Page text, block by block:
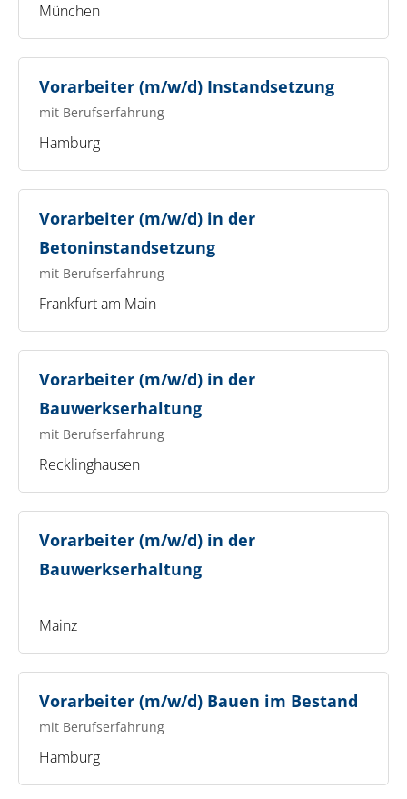
München
Vorarbeiter (m/w/d) Instandsetzung
mit Berufserfahrung
Hamburg
Vorarbeiter (m/w/d) in der
Betoninstandsetzung
mit Berufserfahrung
Frankfurt am Main
Vorarbeiter (m/w/d) in der
Bauwerkserhaltung
mit Berufserfahrung
Recklinghausen
Vorarbeiter (m/w/d) in der
Bauwerkserhaltung
Mainz
Vorarbeiter (m/w/d) Bauen im Bestand
mit Berufserfahrung
Hamburg